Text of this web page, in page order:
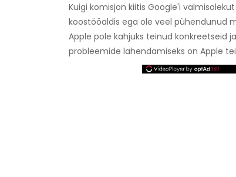
Kuigi komisjon kiitis Google'i
koostööaldis ega ole veel pühendunud
Apple pole kahjuks teinud konkreetseid
probleemide lahendamiseks on Apple